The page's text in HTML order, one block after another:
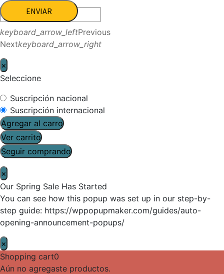
ENVIAR
keyboard_arrow_leftPrevious
Nextkeyboard_arrow_right
×
Seleccione
Suscripción nacional
Suscripción internacional
Agregar al carro
Ver carrito
Seguir comprando
×
Our Spring Sale Has Started
You can see how this popup was set up in our step-by-
step guide: https://wppopupmaker.com/guides/auto-
opening-announcement-popups/
×
Shopping cart0
Aún no agregaste productos.